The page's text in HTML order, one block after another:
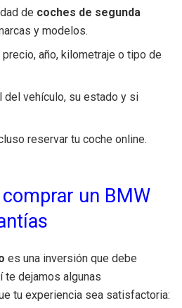
de coches de segunda
y modelos.
precio, año, kilometraje o tipo de
del vehículo, su estado y si
reservar tu coche online.
un BMW
es una inversión que debe
te dejamos algunas
tu experiencia sea satisfactoria: